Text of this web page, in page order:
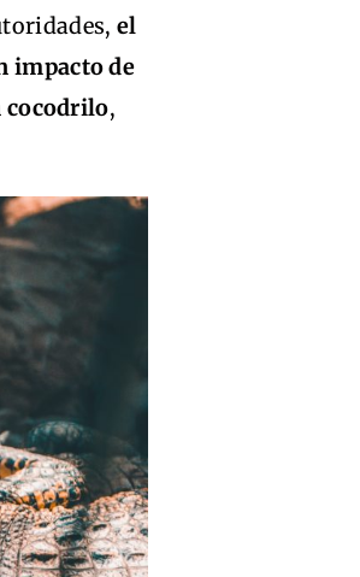
el
impacto de
cocodrilo,